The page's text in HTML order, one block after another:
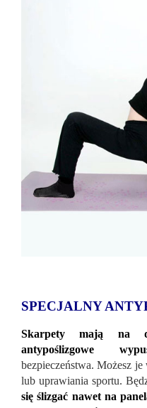
SPECJALNY
Skarpety mają na
antypoślizgowe
bezpieczeństwa. Możesz
lub uprawiania sportu.
się ślizgać nawet na